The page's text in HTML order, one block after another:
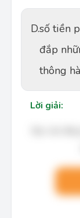
D.số tiền
đắp
thông
Lời giải: